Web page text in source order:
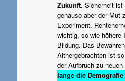
Zukunft. Sicherheit ist
genauso aber der Mut
Experiment.
wichtig, so wie höhere
Bildung. Das
Althergebrachten ist
der Aufbruch zu neuen
lange die